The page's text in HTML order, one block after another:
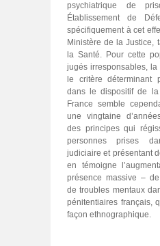
psychiatrique de
Établissement de
spécifiquement à cet
Ministère de la Justice,
la Santé. Pour cette
jugés irresponsables,
le critère déterminant
dans le dispositif de
France semble
une vingtaine
des principes qui
personnes prises
judiciaire et présentant
en témoigne
présence massive –
de troubles mentaux
pénitentiaires français,
façon ethnographique.